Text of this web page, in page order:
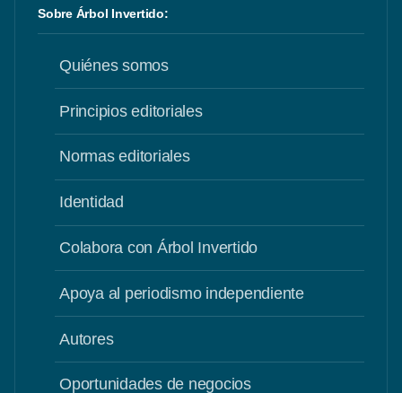
Sobre Árbol Invertido:
Quiénes somos
Principios editoriales
Normas editoriales
Identidad
Colabora con Árbol Invertido
Apoya al periodismo independiente
Autores
Oportunidades de negocios